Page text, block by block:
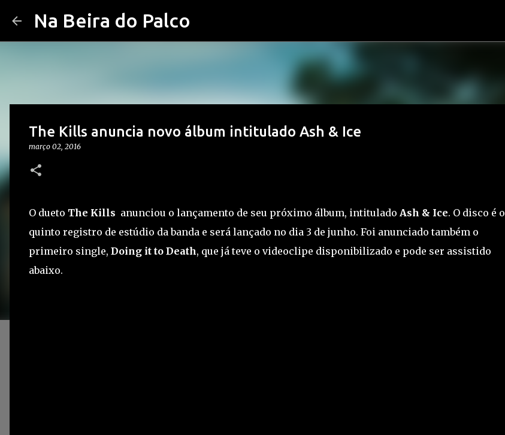
Na Beira do Palco
The Kills anuncia novo álbum intitulado Ash & Ice
março 02, 2016
O dueto The Kills anunciou o lançamento de seu próximo álbum, intitulado Ash & Ice. O disco é o
quinto registro de estúdio da banda e será lançado no dia 3 de junho. Foi anunciado também o
primeiro single, Doing it to Death, que já teve o videoclipe disponibilizado e pode ser assistido
abaixo.